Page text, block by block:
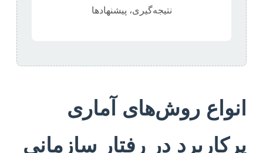
نتیجه‌گیری، پیشنهادها
انواع روش‌های آماری
پرکاربرد در رفتار سازمانی